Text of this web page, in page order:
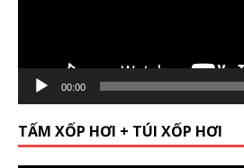
00:00
TẤM XỐP HƠI + TÚI XỐP HƠI